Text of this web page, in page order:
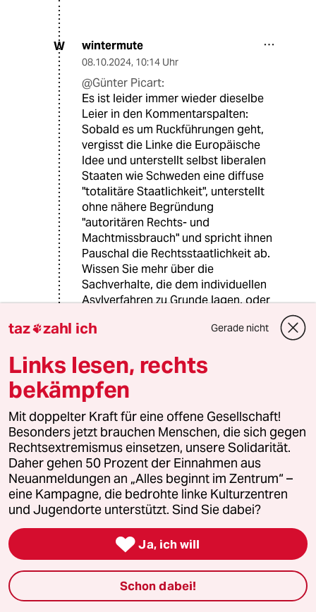
W wintermute
08.10.2024, 10:14 Uhr
@Günter Picart:
Es ist leider immer wieder dieselbe
Leier in den Kommentarspalten:
Sobald es um Ruckführungen geht,
vergisst die Linke die Europäische
Idee und unterstellt selbst liberalen
Staaten wie Schweden eine diffuse
"totalitäre Staatlichkeit", unterstellt
ohne nähere Begründung
"autoritären Rechts- und
Machtmissbrauch" und spricht ihnen
Pauschal die Rechtsstaatlichkeit ab.
Wissen Sie mehr über die
Sachverhalte, die dem individuellen
Asylverfahren zu Grunde lagen, oder
Handelns ein Verbrechen dar?
Günter Picart
08.10.2024
@wintermute:
Achwas, das Kirchenasyl ist doch
genau dafür da, ein notwendiges
Korrektiv für staatlicherseits nicht
adäquat behandelte Härtefälle zu
schaffen, das rein auf Humanität baut
und ein Zeitfenster schafft, damit die
staatlichen Organe ihr Handeln
überdenken und (zur Not durch
politisches Eingreifen in die
administrative Ebene) korrigieren
können). Genau das ist im Sinne der
taz zahl ich Gerade nicht
Links lesen, rechts
bekämpfen
Mit doppelter Kraft für eine offene Gesellschaft!
Besonders jetzt brauchen Menschen, die sich gegen
Rechtsextremismus einsetzen, unsere Solidarität.
Daher gehen 50 Prozent der Einnahmen aus
Neuanmeldungen an „Alles beginnt im Zentrum“ –
eine Kampagne, die bedrohte linke Kulturzentren
und Jugendorte unterstützt. Sind Sie dabei?
 Ja, ich will
Schon dabei!